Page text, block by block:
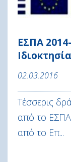
ΕΣΠΑ
Ιδιοκτησία
02.03.2016
Τέσσερις
από το ΕΣΠΑ
από το Επ...